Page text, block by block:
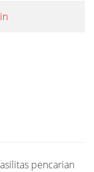
pencarian